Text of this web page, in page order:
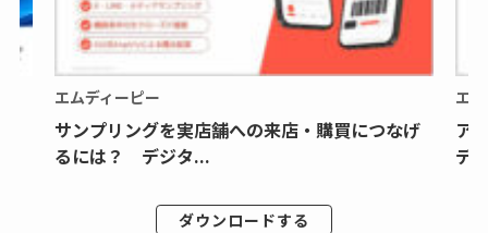
エムディーピー
サンプリングを実店舗への来店・購買につなげ
るには？ デジタ...
ダウンロードする
エ
ア
デ